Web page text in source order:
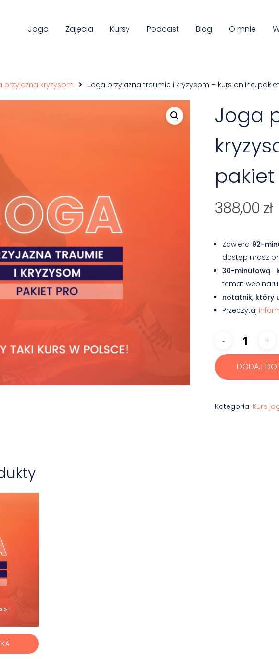
Joga Zajęcia Kursy Podcast Blog O mnie
przyjazna kryzysom Joga przyjazna traumie i kryzysom – kurs online,
Joga
pakiet
388,00 zł
Zawiera 92-
dostęp masz
30-minutową
temat
notatnik, który
Przeczytaj
DODAJ DO
Kategoria: Kurs